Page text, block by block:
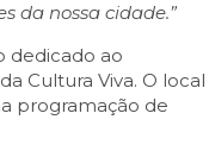
da nossa cidade.”
dedicado ao
Cultura Viva. O local
programação de